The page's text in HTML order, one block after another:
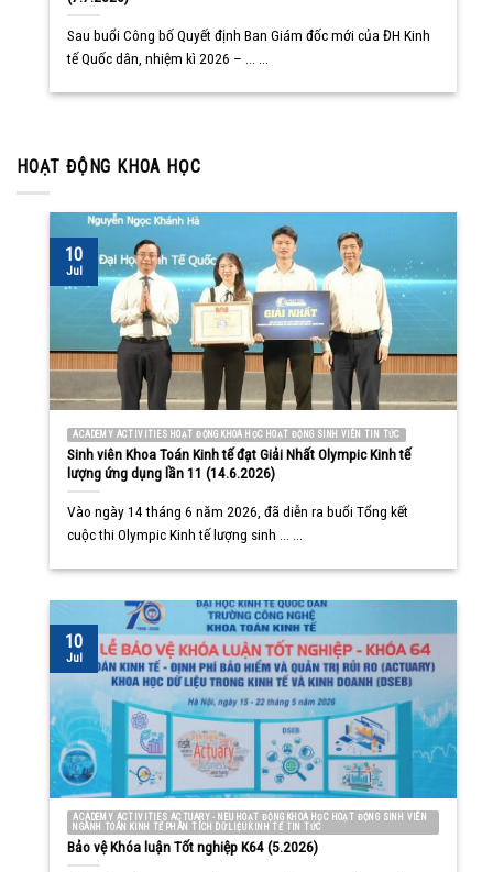
Sau buổi Công bố Quyết định Ban Giám đốc mới của ĐH Kinh
tế Quốc dân, nhiệm kì 2026 – ... ...
HOẠT ĐỘNG KHOA HỌC
ACADEMY ACTIVITIES HOẠT ĐỘNG KHOA HỌC HOẠT ĐỘNG SINH VIÊN TIN TỨC
Sinh viên Khoa Toán Kinh tế đạt Giải Nhất Olympic Kinh tế
lượng ứng dụng lần 11 (14.6.2026)
Vào ngày 14 tháng 6 năm 2026, đã diễn ra buổi Tổng kết
cuộc thi Olympic Kinh tế lượng sinh ... ...
10
Jul
ACADEMY ACTIVITIES ACTUARY - NEU HOẠT ĐỘNG KHOA HỌC HOẠT ĐỘNG SINH VIÊN
NGÀNH TOÁN KINH TẾ PHÂN TÍCH DỮ LIỆU KINH TẾ TIN TỨC
Bảo vệ Khóa luận Tốt nghiệp K64 (5.2026)
10
Jul